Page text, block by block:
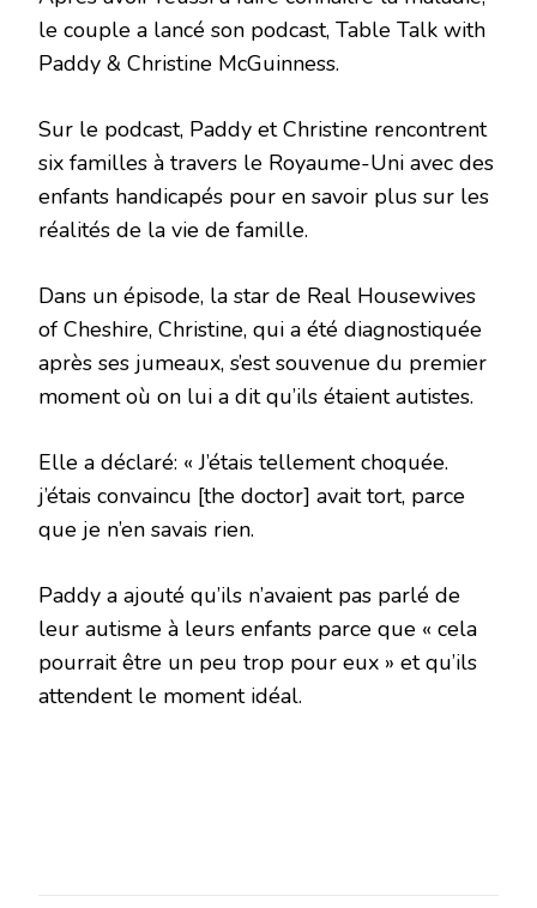
le couple a lancé son podcast, Table Talk with
Paddy & Christine McGuinness.
Sur le podcast, Paddy et Christine rencontrent
six familles à travers le Royaume-Uni avec des
enfants handicapés pour en savoir plus sur les
réalités de la vie de famille.
Dans un épisode, la star de Real Housewives
of Cheshire, Christine, qui a été diagnostiquée
après ses jumeaux, s’est souvenue du premier
moment où on lui a dit qu’ils étaient autistes.
Elle a déclaré: « J’étais tellement choquée.
j’étais convaincu [the doctor] avait tort, parce
que je n’en savais rien.
Paddy a ajouté qu’ils n’avaient pas parlé de
leur autisme à leurs enfants parce que « cela
pourrait être un peu trop pour eux » et qu’ils
attendent le moment idéal.